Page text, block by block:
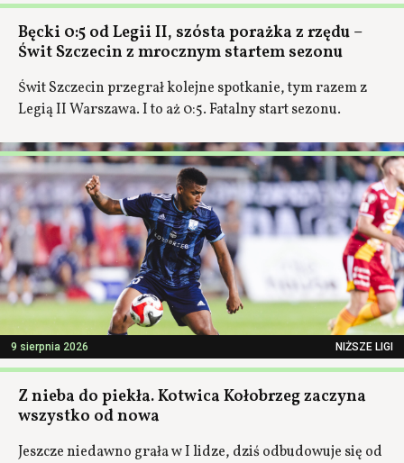
Bęcki 0:5 od Legii II, szósta porażka z rzędu –
Świt Szczecin z mrocznym startem sezonu
Świt Szczecin przegrał kolejne spotkanie, tym razem z
Legią II Warszawa. I to aż 0:5. Fatalny start sezonu.
9 sierpnia 2026 NIŻSZE LIGI
Z nieba do piekła. Kotwica Kołobrzeg zaczyna
wszystko od nowa
Jeszcze niedawno grała w I lidze, dziś odbudowuje się od